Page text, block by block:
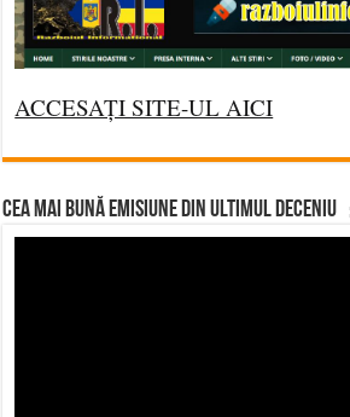
ACCESAȚI SITE-UL AICI
CEA MAI BUNĂ EMISIUNE DIN ULTIMUL DECENIU